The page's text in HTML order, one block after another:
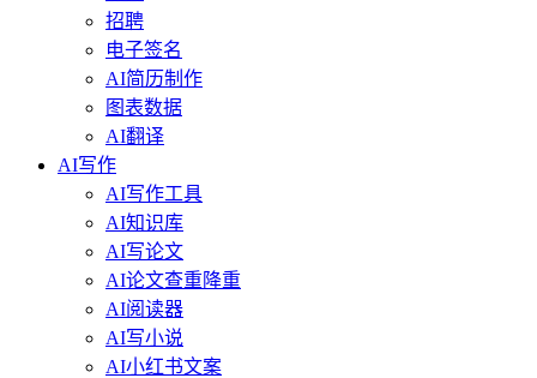
招聘
电子签名
AI简历制作
图表数据
AI翻译
AI写作
AI写作工具
AI知识库
AI写论文
AI论文查重降重
AI阅读器
AI写小说
AI小红书文案